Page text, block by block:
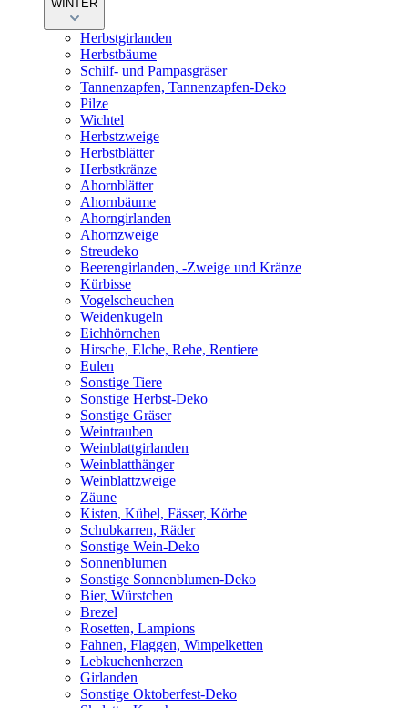
WINTER
Herbstgirlanden
Herbstbäume
Schilf- und Pampasgräser
Tannenzapfen, Tannenzapfen-Deko
Pilze
Wichtel
Herbstzweige
Herbstblätter
Herbstkränze
Ahornblätter
Ahornbäume
Ahorngirlanden
Ahornzweige
Streudeko
Beerengirlanden, -Zweige und Kränze
Kürbisse
Vogelscheuchen
Weidenkugeln
Eichhörnchen
Hirsche, Elche, Rehe, Rentiere
Eulen
Sonstige Tiere
Sonstige Herbst-Deko
Sonstige Gräser
Weintrauben
Weinblattgirlanden
Weinblatthänger
Weinblattzweige
Zäune
Kisten, Kübel, Fässer, Körbe
Schubkarren, Räder
Sonstige Wein-Deko
Sonnenblumen
Sonstige Sonnenblumen-Deko
Bier, Würstchen
Brezel
Rosetten, Lampions
Fahnen, Flaggen, Wimpelketten
Lebkuchenherzen
Girlanden
Sonstige Oktoberfest-Deko